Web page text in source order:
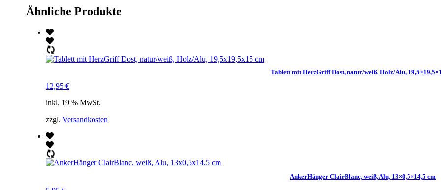
Ähnliche Produkte
Tablett mit HerzGriff Dost, natur/weiß, Holz/Alu,
12,95 €
inkl. 19 % MwSt.
zzgl. Versandkosten
AnkerHänger ClairBlanc, weiß, Alu, 13×0,5×14,5 cm